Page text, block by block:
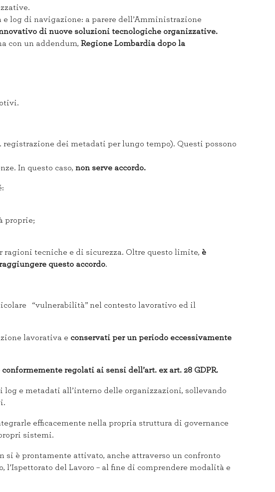
log di navigazione: a parere dell’Amministrazione
di nuove soluzioni tecnologiche organizzative.
con un addendum, Regione Lombardia dopo la
dei metadati per lungo tempo). Questi possono
In questo caso, non serve accordo.
proprie;
ragioni tecniche e di sicurezza. Oltre questo limite, è
questo accordo.
“vulnerabilità” nel contesto lavorativo ed il
lavorativa e conservati per un periodo eccessivamente
regolati ai sensi dell’art. ex art. 28 GDPR.
e metadati all’interno delle organizzazioni, sollevando
efficacemente nella propria struttura di governance
sistemi.
è prontamente attivato, anche attraverso un confronto
del Lavoro – al fine di comprendere modalità e